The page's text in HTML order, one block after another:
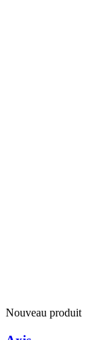
Nouveau produit